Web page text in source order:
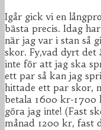
Igår gick vi en
bästa precis. Idag
när jag var i stan så
skor. Fy,vad dyrt det
inte för att jag ska
ett par så kan jag
hittade ett par skor,
betala 1600 kr-
göra jag inte! (Fast
månad 1200 kr, fast